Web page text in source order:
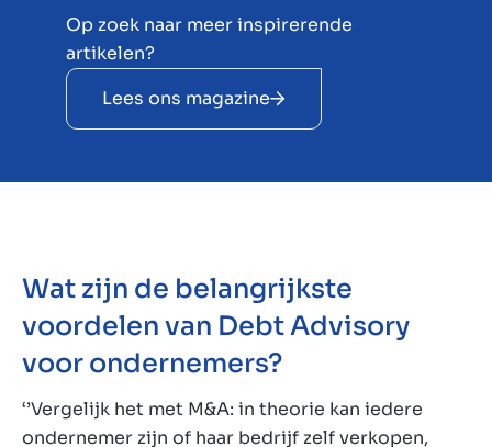
Op zoek naar meer inspirerende
artikelen?
Lees ons magazine
Wat zijn de belangrijkste
voordelen van Debt Advisory
voor ondernemers?
‘’Vergelijk het met M&A: in theorie kan iedere
ondernemer zijn of haar bedrijf zelf verkopen,